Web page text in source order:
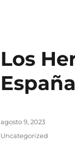
Los
Publicado
el
agosto 9, 2023
Categorías
Uncategorized